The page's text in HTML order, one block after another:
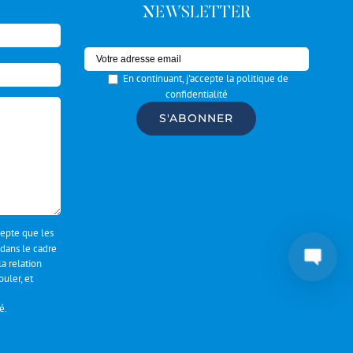
que les
le cadre
relation
et
.
NEWSLETTER
En continuant, j'accepte la politique de
confidentialité